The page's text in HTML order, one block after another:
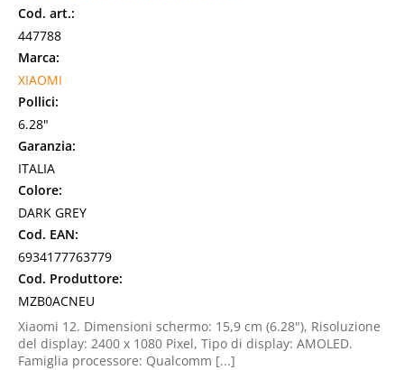
Cod. art.:
447788
Marca:
XIAOMI
Pollici:
6.28"
Garanzia:
ITALIA
Colore:
DARK GREY
Cod. EAN:
6934177763779
Cod. Produttore:
MZB0ACNEU
Xiaomi 12. Dimensioni schermo: 15,9 cm (6.28"), Risoluzione
del display: 2400 x 1080 Pixel, Tipo di display: AMOLED.
Famiglia processore: Qualcomm [...]